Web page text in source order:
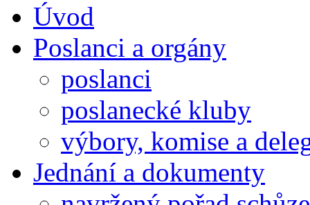
Úvod
Poslanci a orgány
poslanci
poslanecké kluby
výbory, komise a
Jednání a dokumenty